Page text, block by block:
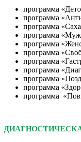
программа
программа
программа
программа
программа
программа
программа
программа
программа
программа
программа